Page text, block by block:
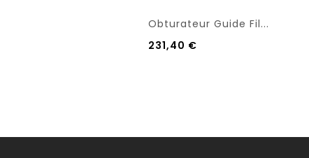
Obturateur Guide Fil...
231,40 €